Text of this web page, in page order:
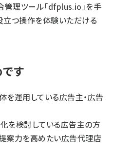
管理ツール「dfplus.io」を手
立つ操作を体験いただける
す
を運用している広告主・広告
を検討している広告主の方
案力を高めたい広告代理店